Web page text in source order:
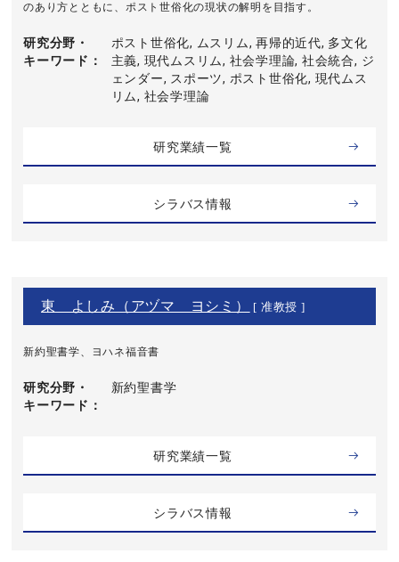
のあり方とともに、ポスト世俗化の現状の解明を目指す。
研究分野・
キーワード
ポスト世俗化, ムスリム, 再帰的近代, 多文化
主義, 現代ムスリム, 社会学理論, 社会統合, ジ
ェンダー, スポーツ, ポスト世俗化, 現代ムス
リム, 社会学理論
研究業績一覧
シラバス情報
東 よしみ（アヅマ ヨシミ） [ 准教授 ]
新約聖書学、ヨハネ福音書
研究分野・
キーワード
新約聖書学
研究業績一覧
シラバス情報